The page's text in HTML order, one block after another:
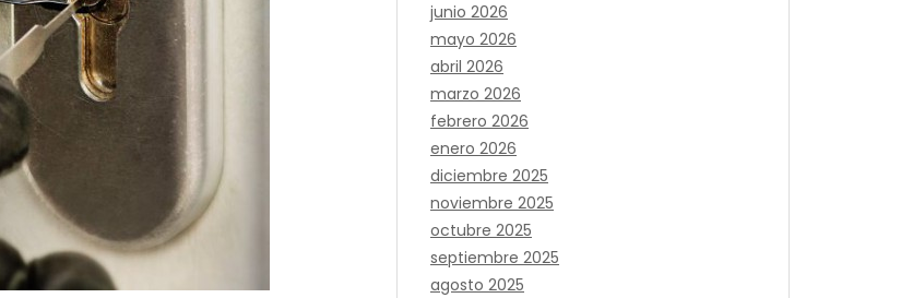
junio 2026
mayo 2026
abril 2026
marzo 2026
febrero 2026
enero 2026
diciembre 2025
noviembre 2025
octubre 2025
septiembre 2025
agosto 2025